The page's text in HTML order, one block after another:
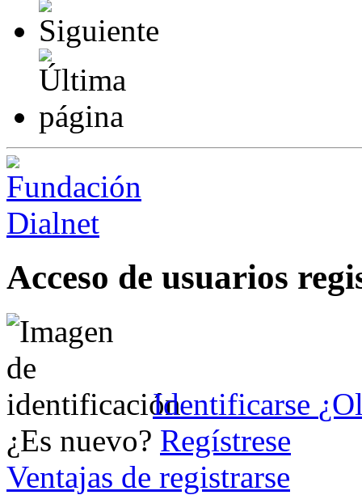
Acceso de usuarios
Identificarse
¿Es nuevo? Regístrese
Ventajas de registrarse